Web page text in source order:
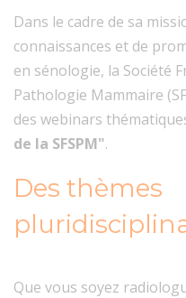
Dans le cadre de sa
connaissances et de
en sénologie, la Société
Pathologie Mammaire
des webinars
de la SFSPM".
Des thèmes
Que vous soyez